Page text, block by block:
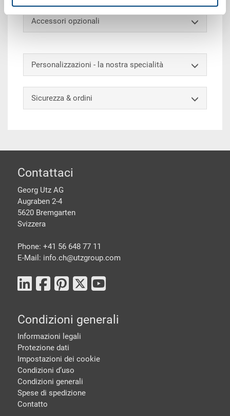
Accessori opzionali
Personalizzazioni - la nostra specialità
Sicurezza & ordini
piè di pagine
Contattaci
Georg Utz AG
Augraben 2-4
5620 Bremgarten
Svizzera
Phone: +41 56 648 77 11
E-Mail: info.ch@utzgroup.com
Condizioni generali
Informazioni legali
Protezione dati
Impostazioni dei cookie
Condizioni d‘uso
Condizioni generali
Spese di spedizione
Contatto